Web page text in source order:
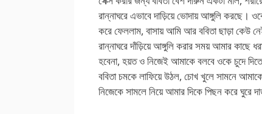
রান্নাঘরে এভাবে দাড়িয়ে ভোদায় আঙ্গুলি করছে।
করে ফেললাম, বাসায় আমি আর ববিতা ছাড়া
রান্নাঘরে দাঁড়িয়ে আঙ্গুলি করার সময় আমার
হবেনা, হয়ত ও নিজেই আমাকে বলবে ওকে চুদে
ববিতা চমকে লাফিয়ে উঠল, চোখ খুলে সামনে
নিজেকে সামলে নিয়ে আমার দিকে পিছন করে ঘুরে